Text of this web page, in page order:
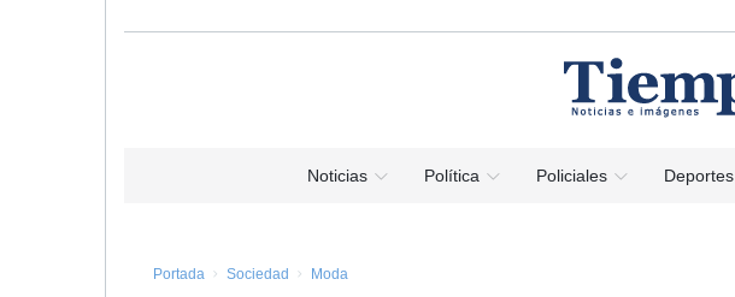
Noticias Política Policiales Deportes
Portada Sociedad Moda